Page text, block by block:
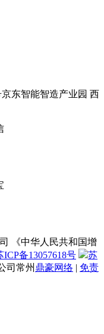
东智能智造产业园 西
《中华人民共和国增
ICP备13057618号
苏
司常州 鼎豪网络 | 免责